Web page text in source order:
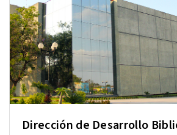
Dirección de Desarrollo